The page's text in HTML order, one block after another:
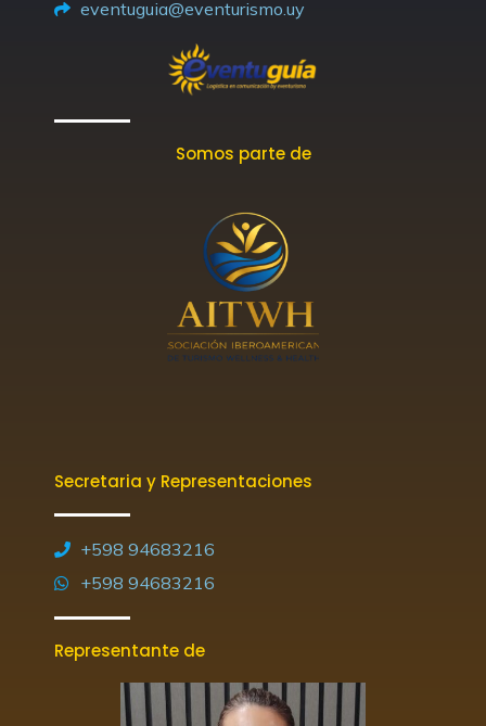
f
eventuguia@eventurismo.uy
Somos parte de
Secretaria y Representaciones
+598 94683216
+598 94683216
Representante de